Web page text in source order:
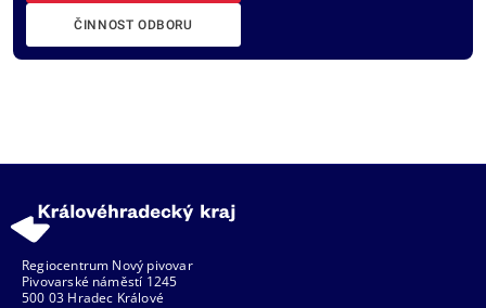
ČINNOST ODBORU
Regiocentrum Nový pivovar
Pivovarské náměstí 1245
500 03 Hradec Králové